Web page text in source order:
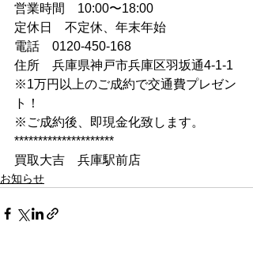
営業時間　10:00〜18:00
定休日　不定休、年末年始
電話　0120-450-168
住所　兵庫県神戸市兵庫区羽坂通4-1-1
※1万円以上のご成約で交通費プレゼン
ト！
※ご成約後、即現金化致します。
*********************
買取大吉　兵庫駅前店
お知らせ